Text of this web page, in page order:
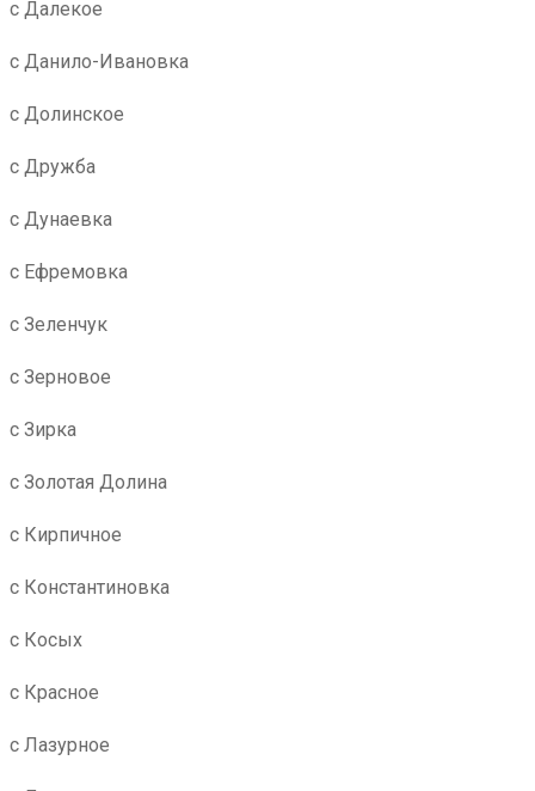
с Далекое
с Данило-Ивановка
с Долинское
с Дружба
с Дунаевка
с Ефремовка
с Зеленчук
с Зерновое
с Зирка
с Золотая Долина
с Кирпичное
с Константиновка
с Косых
с Красное
с Лазурное